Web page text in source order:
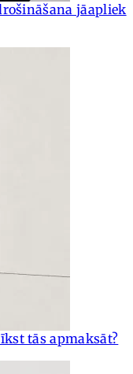
jāapliek
tās apmaksāt?